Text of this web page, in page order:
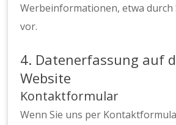
Werbeinformationen, etwa durch
vor.
4. Datenerfassung auf
Website
Kontaktformular
Wenn Sie uns per